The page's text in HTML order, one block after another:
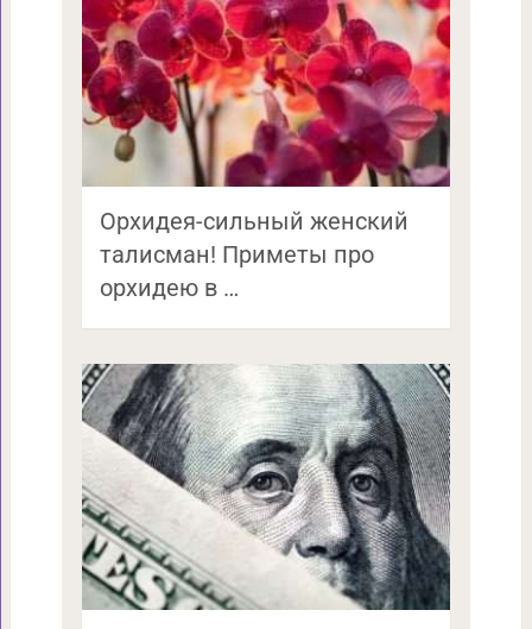
Орхидея-сильный женский
талисман! Приметы про
орхидею в …